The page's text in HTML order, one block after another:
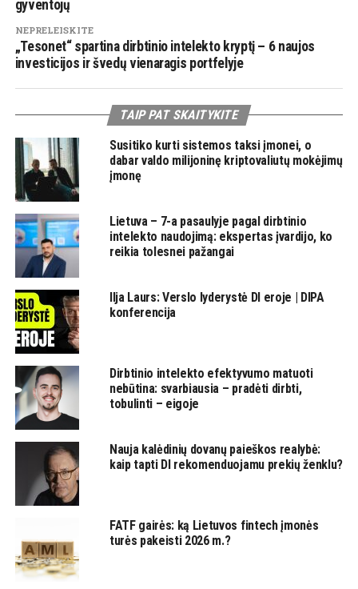
gyventojų
NEPRELEISKITE
„Tesonet“ spartina dirbtinio intelekto kryptį – 6 naujos
investicijos ir švedų vienaragis portfelyje
TAIP PAT SKAITYKITE
Susitiko kurti sistemos taksi įmonei, o
dabar valdo milijoninę kriptovaliutų mokėjimų
įmonę
Lietuva – 7-a pasaulyje pagal dirbtinio
intelekto naudojimą: ekspertas įvardijo, ko
reikia tolesnei pažangai
Ilja Laurs: Verslo lyderystė DI eroje | DIPA
konferencija
Dirbtinio intelekto efektyvumo matuoti
nebūtina: svarbiausia – pradėti dirbti,
tobulinti – eigoje
Nauja kalėdinių dovanų paieškos realybė:
kaip tapti DI rekomenduojamu prekių ženklu?
FATF gairės: ką Lietuvos fintech įmonės
turės pakeisti 2026 m.?